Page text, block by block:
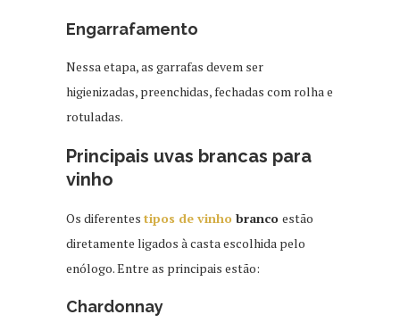
Engarrafamento
Nessa etapa, as garrafas devem ser
higienizadas, preenchidas, fechadas com rolha e
rotuladas.
Principais uvas brancas para
vinho
Os diferentes tipos de vinho branco estão
diretamente ligados à casta escolhida pelo
enólogo. Entre as principais estão:
Chardonnay